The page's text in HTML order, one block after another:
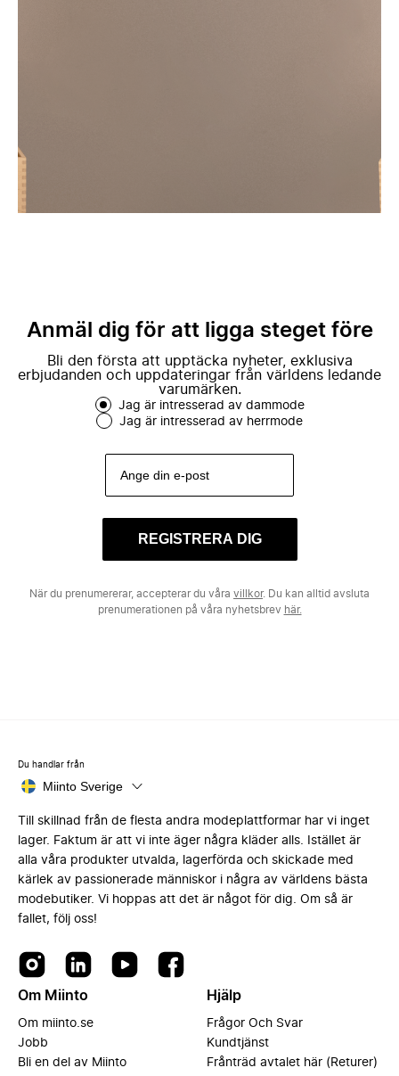
Anmäl dig för att ligga steget före
Bli den första att upptäcka nyheter, exklusiva
erbjudanden och uppdateringar från världens ledande
varumärken.
Jag är intresserad av dammode
Jag är intresserad av herrmode
REGISTRERA DIG
När du prenumererar, accepterar du våra villkor. Du kan alltid avsluta
prenumerationen på våra nyhetsbrev här.
Du handlar från
Miinto Sverige
Till skillnad från de flesta andra modeplattformar har vi inget
lager. Faktum är att vi inte äger några kläder alls. Istället är
alla våra produkter utvalda, lagerförda och skickade med
kärlek av passionerade människor i några av världens bästa
modebutiker. Vi hoppas att det är något för dig. Om så är
fallet, följ oss!
Om Miinto
Om miinto.se
Jobb
Bli en del av Miinto
Hjälp
Frågor Och Svar
Kundtjänst
Frånträd avtalet här (Returer)